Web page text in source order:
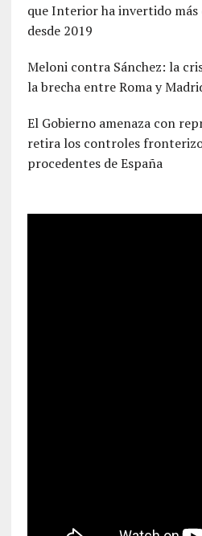
que Interior ha invertido más
desde 2019
Meloni contra Sánchez: la
la brecha entre Roma y
El Gobierno amenaza con
retira los controles
procedentes de España